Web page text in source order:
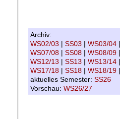
Archiv:
WS02/03 | SS03 | WS03/04
WS07/08 | SS08 | WS08/09
WS12/13 | SS13 | WS13/14
WS17/18 | SS18 | WS18/19
aktuelles Semester: SS26
Vorschau: WS26/27